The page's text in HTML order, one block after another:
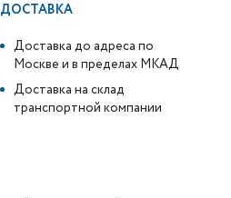
ДОСТАВКА
Доставка до адреса по
Москве и в пределах МКАД
Доставка на склад
транспортной компании